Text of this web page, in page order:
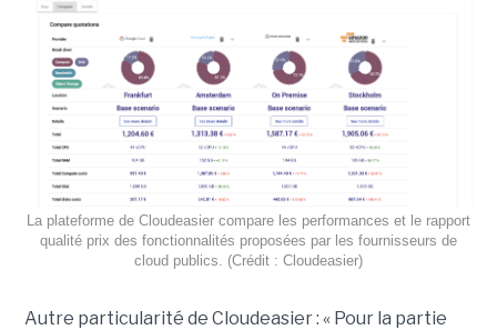
La plateforme de Cloudeasier compare les performances et le rapport
qualité prix des fonctionnalités proposées par les fournisseurs de
cloud publics. (Crédit : Cloudeasier)
Autre particularité de Cloudeasier : « Pour la partie